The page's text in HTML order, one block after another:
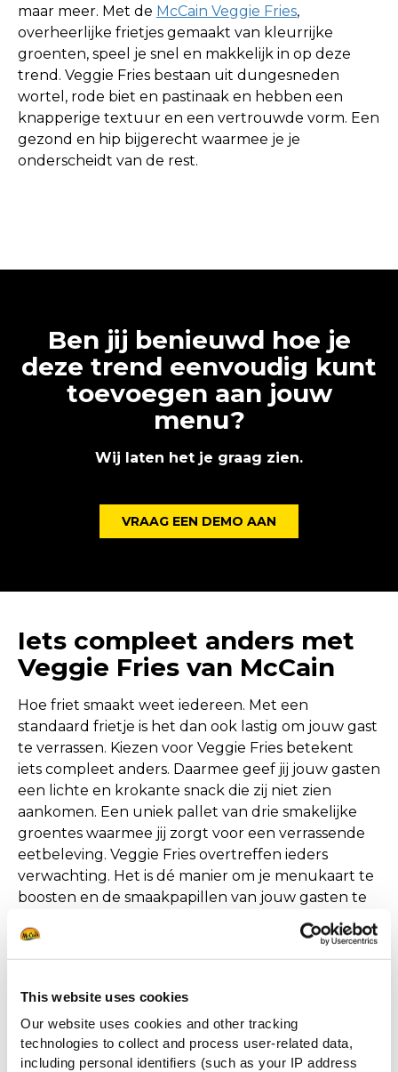
This website uses cookies
Our website uses cookies and other tracking
technologies to collect and process user-related data,
including personal identifiers (such as your IP address
maar meer. Met de McCain Veggie Fries,
overheerlijke frietjes gemaakt van kleurrijke
groenten, speel je snel en makkelijk in op deze
trend. Veggie Fries bestaan uit dungesneden
wortel, rode biet en pastinaak en hebben een
knapperige textuur en een vertrouwde vorm. Een
gezond en hip bijgerecht waarmee je je
onderscheidt van de rest.
Ben jij benieuwd hoe je
deze trend eenvoudig kunt
toevoegen aan jouw
menu?
Wij laten het je graag zien.
VRAAG EEN DEMO AAN
Iets compleet anders met
Veggie Fries van McCain
Hoe friet smaakt weet iedereen. Met een
standaard frietje is het dan ook lastig om jouw gast
te verrassen. Kiezen voor Veggie Fries betekent
iets compleet anders. Daarmee geef jij jouw gasten
een lichte en krokante snack die zij niet zien
aankomen. Een uniek pallet van drie smakelijke
groentes waarmee jij zorgt voor een verrassende
eetbeleving. Veggie Fries overtreffen ieders
verwachting. Het is dé manier om je menukaart te
boosten en de smaakpapillen van jouw gasten te